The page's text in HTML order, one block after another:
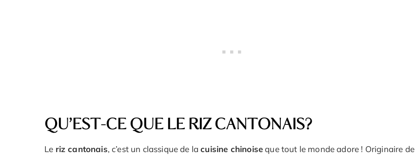
QU’EST-CE QUE LE RIZ CANTONAIS?
Le riz cantonais, c’est un classique de lacuisine chinoiseque tout le monde adore ! Originaire de